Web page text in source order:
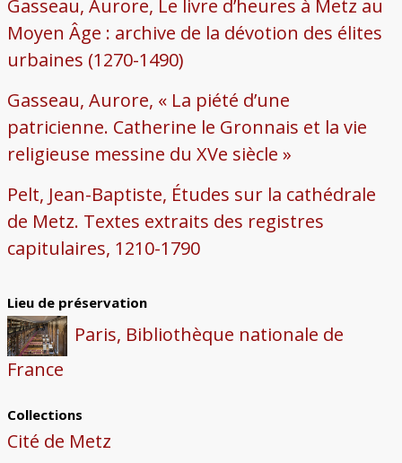
Gasseau, Aurore, Le livre d’heures à Metz au
Moyen Âge : archive de la dévotion des élites
urbaines (1270-1490)
Gasseau, Aurore, « La piété d’une
patricienne. Catherine le Gronnais et la vie
religieuse messine du XVe siècle »
Pelt, Jean-Baptiste, Études sur la cathédrale
de Metz. Textes extraits des registres
capitulaires, 1210-1790
Lieu de préservation
Paris, Bibliothèque nationale de
France
Collections
Cité de Metz